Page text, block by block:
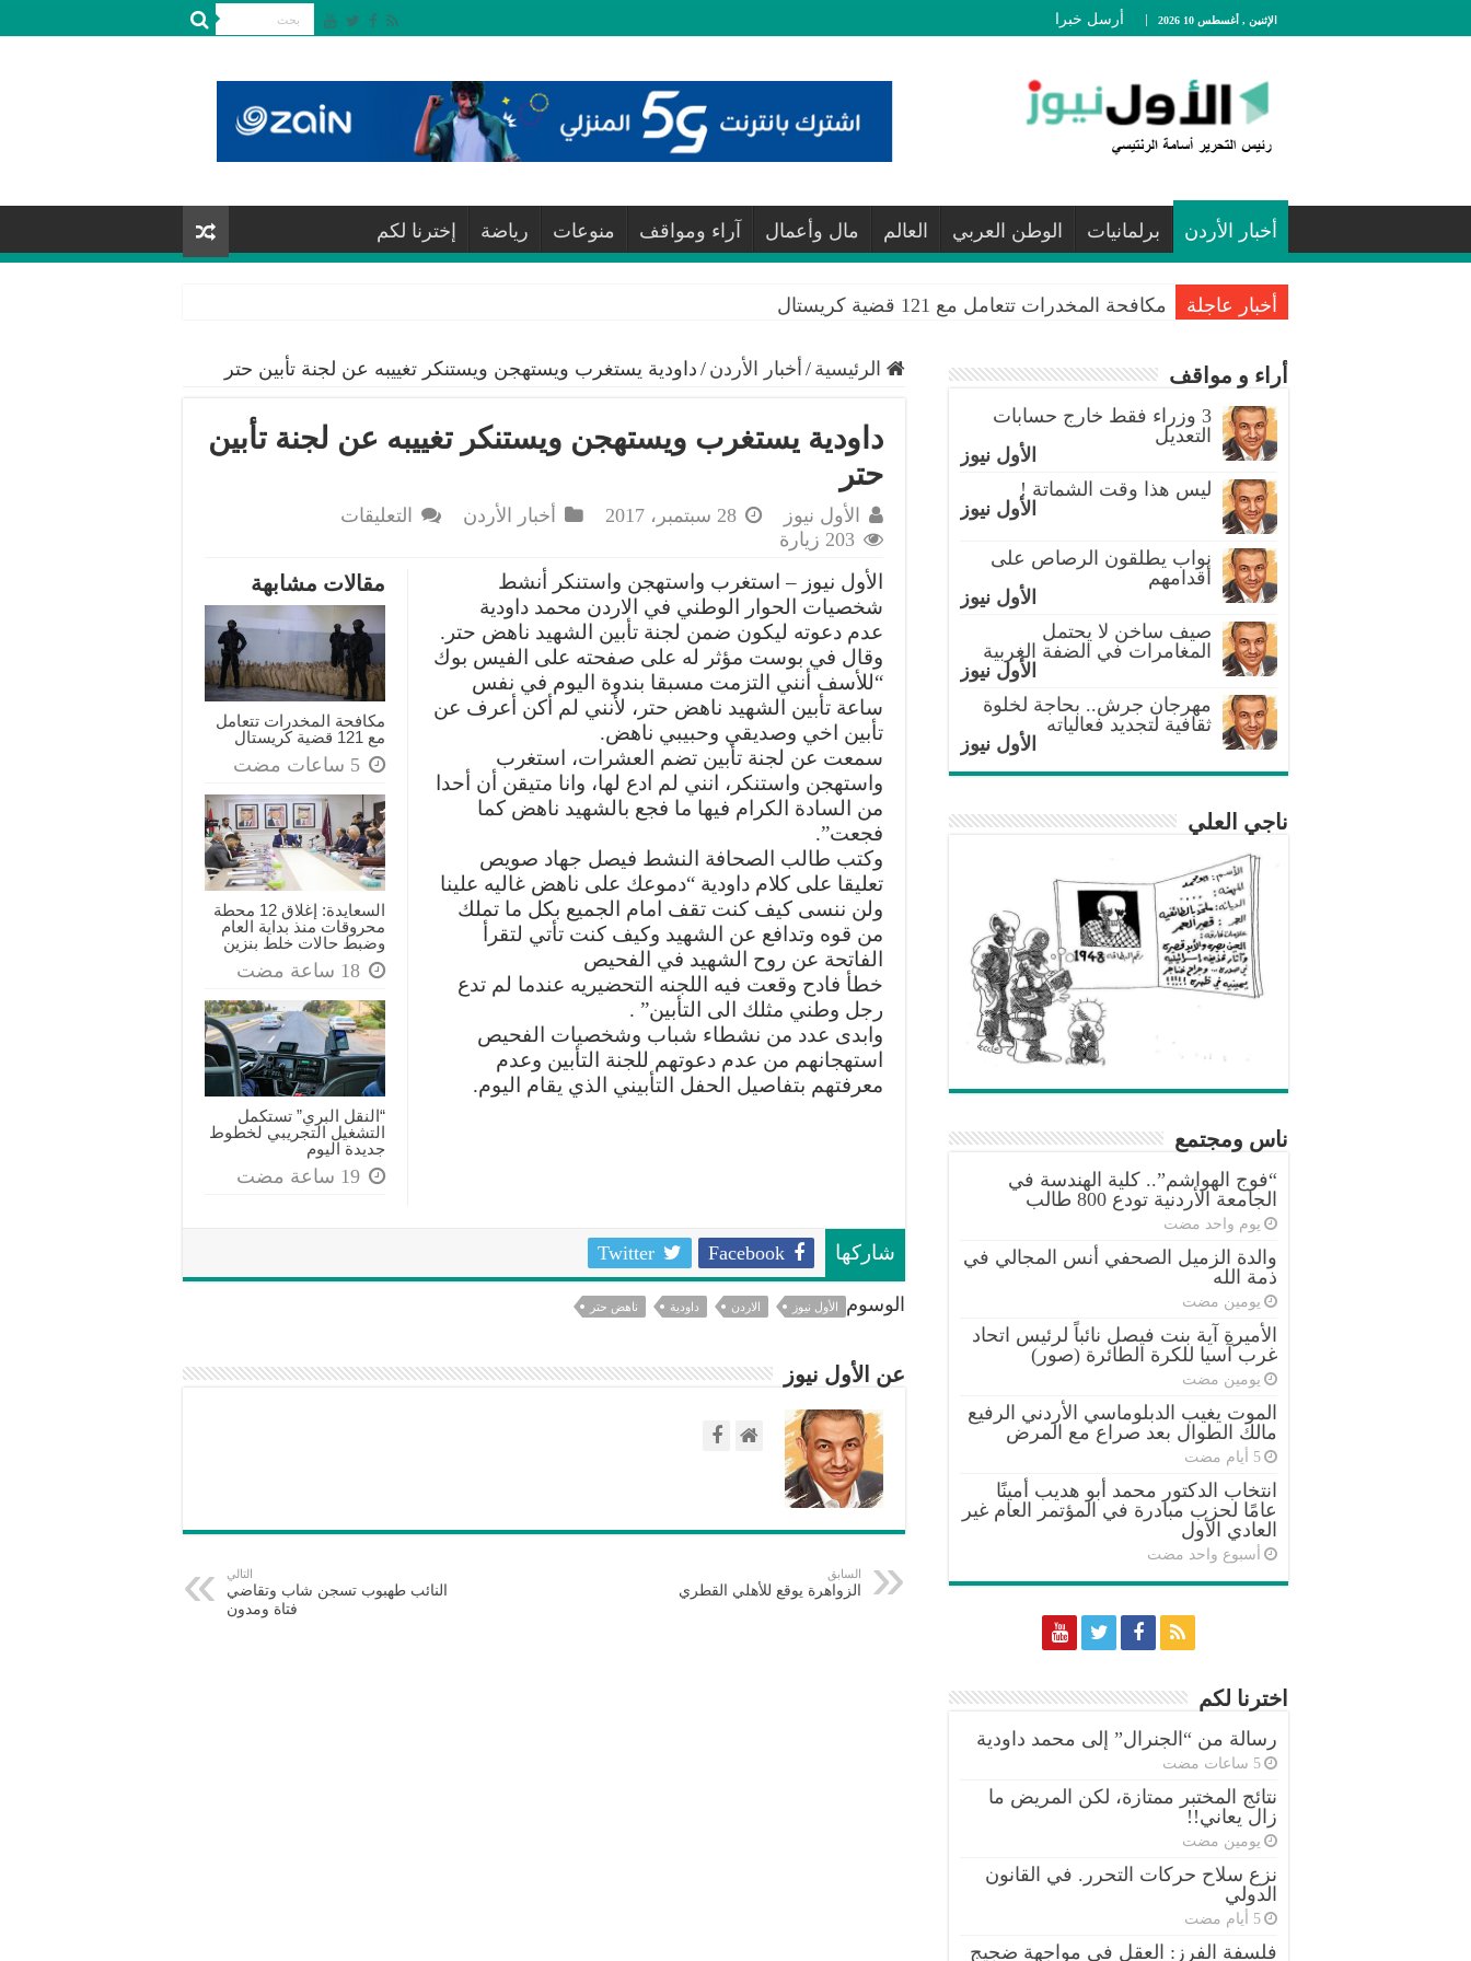
الإثنين , أغسطس 10 2026 أرسل خبرا
أخبار الأردن برلمانيات الوطن العربي العالم مال وأعمال آراء ومواقف منوعات رياضة إخترنا لكم
أخبار عاجلة مكافحة المخدرات تتعامل مع 121 قضية كريستال
الرئيسية / أخبار الأردن / داودية يستغرب ويستهجن ويستنكر تغييبه عن لجنة تأبين حتر
داودية يستغرب ويستهجن ويستنكر تغييبه عن لجنة تأبين
حتر
الأول نيوز 28 سبتمبر، 2017 أخبار الأردن التعليقات
ويستهجن
ويستنكر
تغييبه
عن
لجنة
تأبين
حتر
مغلقة
203 زيارة
مقالات مشابهة
مكافحة المخدرات تتعامل
مع 121 قضية كريستال
السعايدة: إغلاق 12 محطة
محروقات منذ بداية العام
وضبط حالات خلط بنزين
“النقل البري” تستكمل
التشغيل التجريبي لخطوط
جديدة اليوم
الأول نيوز – استغرب واستهجن واستنكر أنشط
شخصيات الحوار الوطني في الاردن محمد داودية
عدم دعوته ليكون ضمن لجنة تأبين الشهيد ناهض حتر.
وقال في بوست مؤثر له على صفحته على الفيس بوك
“للأسف أنني التزمت مسبقا بندوة اليوم في نفس
ساعة تأبين الشهيد ناهض حتر، لأنني لم أكن أعرف عن
تأبين اخي وصديقي وحبيبي ناهض.
سمعت عن لجنة تأبين تضم العشرات، استغرب
واستهجن واستنكر، انني لم ادع لها، وانا متيقن أن أحدا
من السادة الكرام فيها ما فجع بالشهيد ناهض كما
فجعت”.
وكتب طالب الصحافة النشط فيصل جهاد صويص
تعليقا على كلام داودية “دموعك على ناهض غاليه علينا
ولن ننسى كيف كنت تقف امام الجميع بكل ما تملك
من قوه وتدافع عن الشهيد وكيف كنت تأتي لتقرأ
الفاتحة عن روح الشهيد في الفحيص
خطأ فادح وقعت فيه اللجنه التحضيريه عندما لم تدع
رجل وطني مثلك الى التأبين” .
وابدى عدد من نشطاء شباب وشخصيات الفحيص
استهجانهم من عدم دعوتهم للجنة التأبين وعدم
معرفتهم بتفاصيل الحفل التأبيني الذي يقام اليوم.
شاركها Facebook
Twitter
الوسوم الأول نيوز الاردن داودية ناهض حتر
عن الأول نيوز
السابق
الزواهرة يوقع للأهلي القطري
التالي
النائب طهبوب تسجن شاب وتقاضي
فتاة ومدون
أراء و مواقف
3 وزراء فقط خارج حسابات
التعديل
الأول نيوز
ليس هذا وقت الشماتة !
الأول نيوز
نواب يطلقون الرصاص على
أقدامهم
الأول نيوز
صيف ساخن لا يحتمل
المغامرات في الضفة الغربية
الأول نيوز
مهرجان جرش.. بحاجة لخلوة
ثقافية لتجديد فعالياته
الأول نيوز
ناجي العلي
ناس ومجتمع
“فوج الهواشم”.. كلية الهندسة في
الجامعة الأردنية تودع 800 طالب
‏يوم واحد مضت
والدة الزميل الصحفي أنس المجالي في
ذمة الله
‏يومين مضت
الأميرة آية بنت فيصل نائباً لرئيس اتحاد
غرب آسيا للكرة الطائرة (صور)
‏يومين مضت
الموت يغيب الدبلوماسي الأردني الرفيع
مالك الطوال بعد صراع مع المرض
انتخاب الدكتور محمد أبو هديب أمينًا
عامًا لحزب مبادرة في المؤتمر العام غير
العادي الأول
‏أسبوع واحد مضت
اخترنا لكم
رسالة من “الجنرال” إلى محمد داودية
نتائج المختبر ممتازة، لكن المريض ما
زال يعاني!!
‏يومين مضت
نزع سلاح حركات التحرر. في القانون
الدولي
فلسفة الفرز: العقل في مواجهة ضجيج